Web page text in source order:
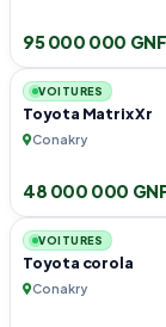
95 000 000 GNF
VOITURES
Toyota Matrix Xr
Conakry
48 000 000
VOITURES
Toyota corola
Conakry